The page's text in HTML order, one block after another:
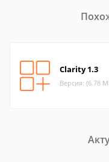
Clarity 1.3
Версия: (6.78